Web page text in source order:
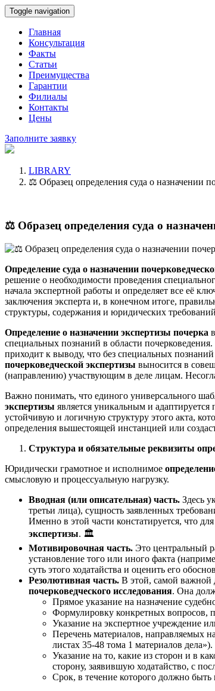
Toggle navigation
Главная
Консультация
Факты
Статьи
Преимущества
Гарантии
Филиалы
Контакты
Цены
Заполните заявку
LIBRARY
⚖️ Образец определения суда о назначении
⚖️ Образец определения суда о
Определение суда о назначении
решение о необходимости проведения
начала экспертной работы и определяет все её
заключения эксперта и, в конечном итоге,
структуры, содержания и юридических
Определение о назначении экспертизы почерка
специальных познаний в области
приходит к выводу, что без специальных
почерковедческой экспертизы выносится в
(направлению) участвующим в деле лицам.
Важно понимать, что единого универсального
экспертизы является уникальным и
устойчивую и логичную структуру этого акта,
определения вышестоящей инстанцией или
Структура и обязательные реквизиты
Юридически грамотное и исполнимое
смысловую и процессуальную нагрузку.
Вводная (или описательная) часть. Здесь
третьи лица), сущность заявленных
Именно в этой части констатируется, что
экспертизы. 🏛️
Мотивировочная часть. Это центральный
установление того или иного факта
суть этого ходатайства и оценить его
Резолютивная часть. В этой, самой важной
почерковедческого исследования. Она
Прямое указание на назначение
Формулировку конкретных вопросов,
Указание на экспертное учреждение
Перечень материалов, направляемых
листах 35-48 тома 1 материалов дела»).
Указание на то, какие из сторон и в
сторону, заявившую ходатайство, с
Срок, в течение которого должно быть